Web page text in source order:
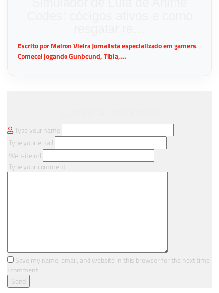
Escrito por Mairon Vieira Jornalista especializado em gamers.
Comecei jogando Gunbound, Tibia,...
Type your name
Type your email
Website url
Type your comment
Save my name, email, and website in this browser for the next time
I comment.